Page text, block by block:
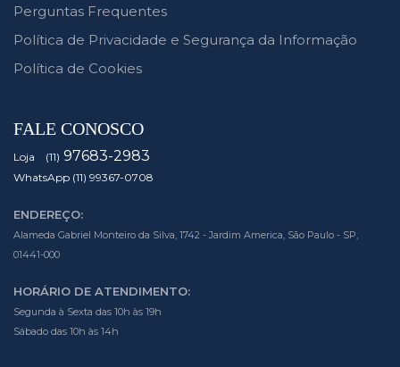
Perguntas Frequentes
Política de Privacidade e Segurança da Informação
Política de Cookies
FALE CONOSCO
Loja (11) 97683-2983
WhatsApp (11) 99367-0708
ENDEREÇO:
Alameda Gabriel Monteiro da Silva, 1742 - Jardim America, São Paulo - SP,
01441-000
HORÁRIO DE ATENDIMENTO:
Segunda à Sexta das 10h às 19h
Sábado das 10h às 14h